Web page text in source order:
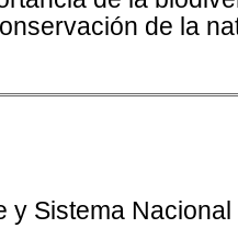
de la
y Sistema